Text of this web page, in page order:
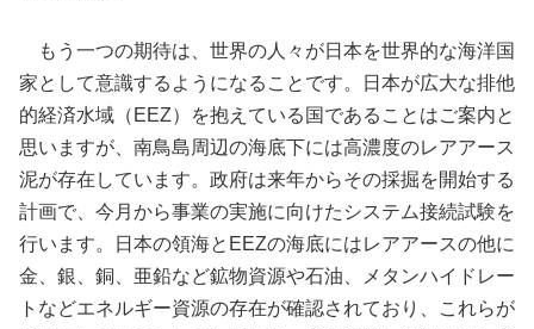
もう一つの期待は、世界の人々が日本を世界的な海洋国
家として意識するようになることです。日本が広大な排他
的経済水域（EEZ）を抱えている国であることはご案内と
思いますが、南鳥島周辺の海底下には高濃度のレアアース
泥が存在しています。政府は来年からその採掘を開始する
計画で、今月から事業の実施に向けたシステム接続試験を
行います。日本の領海とEEZの海底にはレアアースの他に
金、銀、銅、亜鉛など鉱物資源や石油、メタンハイドレー
トなどエネルギー資源の存在が確認されており、これらが